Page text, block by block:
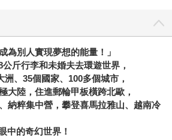
為別人實現夢想的能量！」
公斤行李和未婚夫去環遊世界，
洲、 35個國家、 100多個城市，
大陸，住進郵輪甲板橫跨北歐，
納粹集中營，攀登喜馬拉雅山、越南冷
中的奇幻世界！